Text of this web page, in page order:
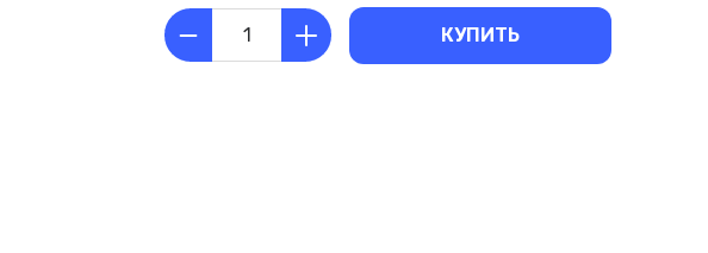
КУПИТЬ